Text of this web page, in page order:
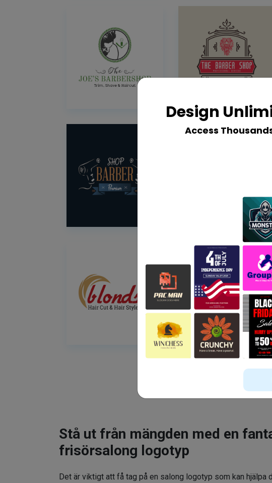
Stå ut från mängden med en
frisörsalong logotyp
Det är viktigt att få tag på en salong logotyp som kan hjälpa
Design
Access